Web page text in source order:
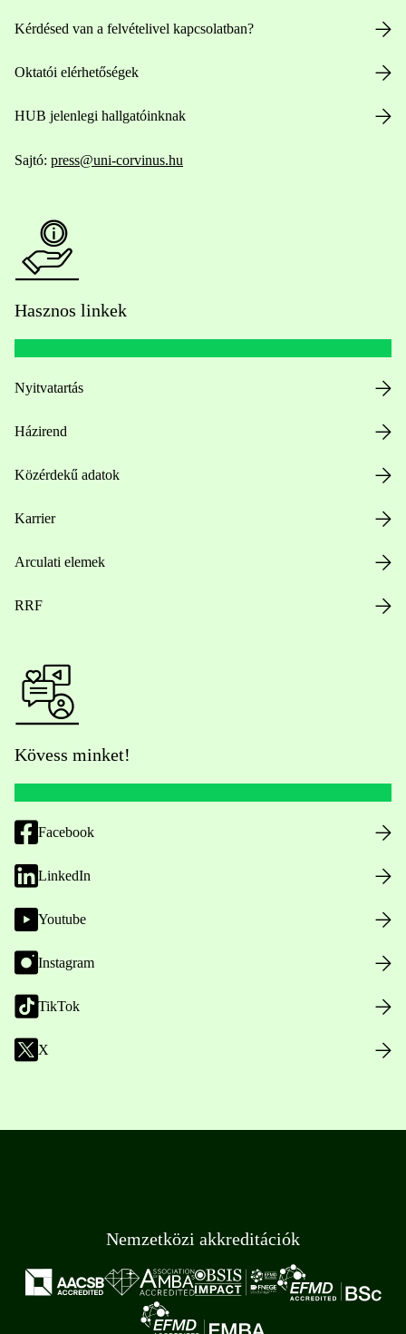
Kérdésed van a felvételivel kapcsolatban?
Oktatói elérhetőségek
HUB jelenlegi hallgatóinknak
Sajtó: press@uni-corvinus.hu
Hasznos linkek
Nyitvatartás
Házirend
Közérdekű adatok
Karrier
Arculati elemek
RRF
Kövess minket!
Facebook
LinkedIn
Youtube
Instagram
TikTok
X
Nemzetközi akkreditációk